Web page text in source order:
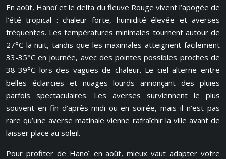
En août, Hanoï et le delta du fleuve Rouge vivent l’apogée de
l’été tropical : chaleur forte, humidité élevée et averses
fréquentes. Les températures minimales tournent autour de
27°C la nuit, tandis que les maximales atteignent facilement
33-35°C en journée, avec des pointes possibles proches de
38-39°C lors des vagues de chaleur. Le ciel alterne entre
belles éclaircies et nuages lourds annonçant des pluies
parfois spectaculaires. Les averses surviennent le plus
souvent en fin d’après-midi ou en soirée, mais il n’est pas
rare qu’une averse matinale vienne rafraîchir la ville avant de
laisser place au soleil.
Pour profiter de Hanoï en août, mieux vaut adapter votre